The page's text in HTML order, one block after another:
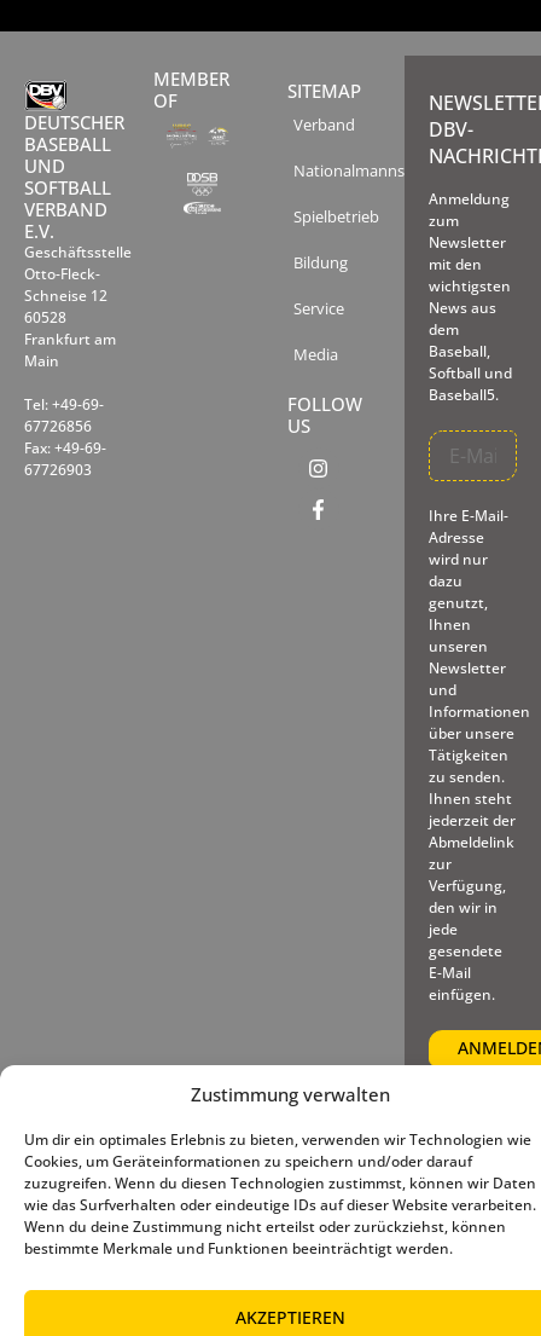
Zustimmung verwalten
Um dir ein optimales Erlebnis zu bieten, verwenden wir Technologien wie
Cookies, um Geräteinformationen zu speichern und/oder darauf
zuzugreifen. Wenn du diesen Technologien zustimmst, können wir Daten
wie das Surfverhalten oder eindeutige IDs auf dieser Website verarbeiten.
Wenn du deine Zustimmung nicht erteilst oder zurückziehst, können
bestimmte Merkmale und Funktionen beeinträchtigt werden.
AKZEPTIEREN
DEUTSCHER
BASEBALL
UND
SOFTBALL
VERBAND
E.V.
Geschäftsstelle
Otto-Fleck-
Schneise 12
60528
Frankfurt am
Main
Tel: +49-69-
67726856
Fax: +49-69-
67726903
MEMBER
OF
SITEMAP
Verband
Nationalmannschaften
Spielbetrieb
Bildung
Service
Media
FOLLOW
US
DBV-
Anmeldung
zum
Newsletter
mit den
wichtigsten
News aus
dem
Baseball,
Softball und
Baseball5.
Ihre E-Mail-
Adresse
wird nur
dazu
genutzt,
Ihnen
unseren
Newsletter
und
Informationen
über unsere
Tätigkeiten
zu senden.
Ihnen steht
jederzeit der
Abmeldelink
zur
Verfügung,
den wir in
jede
gesendete
E-Mail
einfügen.
© 2025 – Deutscher Baseball
und Softball Verband e.V.
Impressum|Datenschutz|
Cookie-Richtlinie (EU)